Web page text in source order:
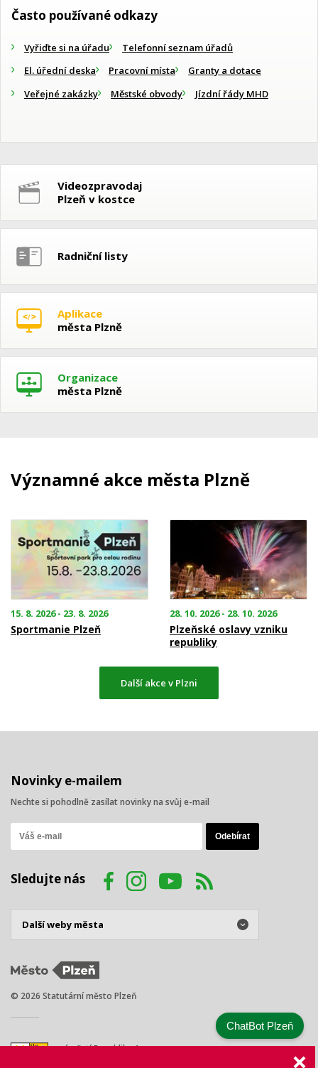
Často používané odkazy
Vyřiďte si na úřadu
Telefonní seznam úřadů
El. úřední deska
Pracovní místa
Granty a dotace
Veřejné zakázky
Městské obvody Jízdní řády MHD
Videozpravodaj
Plzeň v kostce
Radniční listy
Aplikace
města Plzně
Organizace
města Plzně
Významné akce města Plzně
15. 8. 2026 - 23. 8. 2026
Sportmanie Plzeň
28. 10. 2026 - 28. 10. 2026
Plzeňské oslavy vzniku
republiky
Další akce v Plzni
Novinky e-mailem
Nechte si pohodlně zasílat novinky na svůj e-mail
Sledujte nás
© 2026 Statutární město Plzeň
náměstí Republiky 1
ChatBot Plzeň